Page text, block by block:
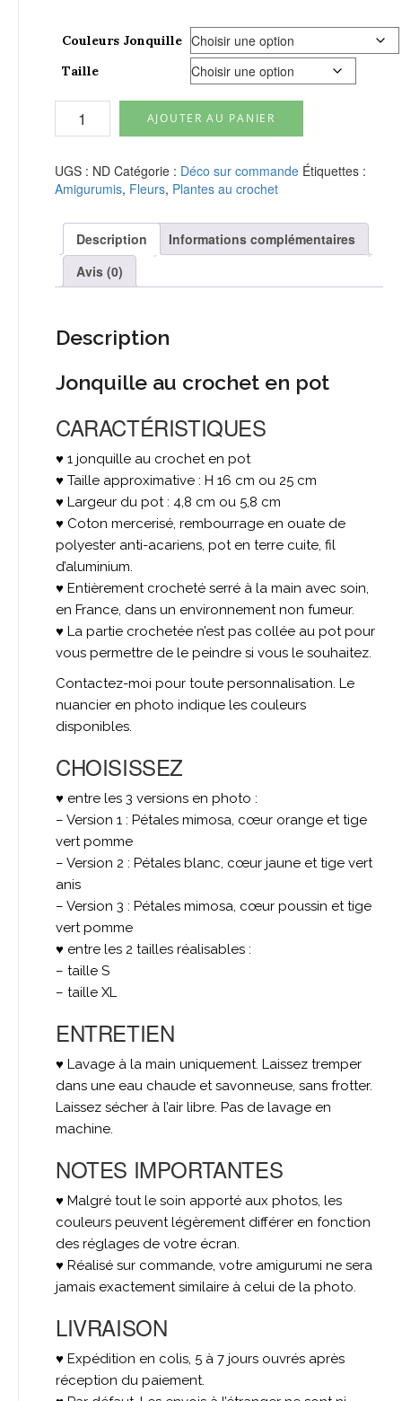
Couleurs Jonquille
Taille
au
crochet
en
Coloris
choix
AJOUTER AU PANIER
UGS : ND Catégorie : Déco sur commande Étiquettes :
Amigurumis, Fleurs, Plantes au crochet
Description
Informations complémentaires
Avis (0)
Description
Jonquille au crochet en pot
CARACTÉRISTIQUES
♥ 1 jonquille au crochet en pot
♥ Taille approximative : H 16 cm ou 25 cm
♥ Largeur du pot : 4,8 cm ou 5,8 cm
♥ Coton mercerisé, rembourrage en ouate de
polyester anti-acariens, pot en terre cuite, fil
d’aluminium.
♥ Entièrement crocheté serré à la main avec soin,
en France, dans un environnement non fumeur.
♥ La partie crochetée n’est pas collée au pot pour
vous permettre de le peindre si vous le souhaitez.
Contactez-moi pour toute personnalisation. Le
nuancier en photo indique les couleurs
disponibles.
CHOISISSEZ
♥ entre les 3 versions en photo :
– Version 1 : Pétales mimosa, cœur orange et tige
vert pomme
– Version 2 : Pétales blanc, cœur jaune et tige vert
anis
– Version 3 : Pétales mimosa, cœur poussin et tige
vert pomme
♥ entre les 2 tailles réalisables :
– taille S
– taille XL
ENTRETIEN
♥ Lavage à la main uniquement. Laissez tremper
dans une eau chaude et savonneuse, sans frotter.
Laissez sécher à l’air libre. Pas de lavage en
machine.
NOTES IMPORTANTES
♥ Malgré tout le soin apporté aux photos, les
couleurs peuvent légèrement différer en fonction
des réglages de votre écran.
♥ Réalisé sur commande, votre amigurumi ne sera
jamais exactement similaire à celui de la photo.
LIVRAISON
♥ Expédition en colis, 5 à 7 jours ouvrés après
réception du paiement.